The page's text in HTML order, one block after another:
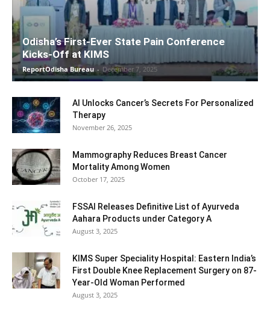
Odisha’s First-Ever State Pain Conference
Kicks-Off at KIMS
ReportOdisha Bureau - December 7, 2025
AI Unlocks Cancer’s Secrets For Personalized
Therapy
November 26, 2025
Mammography Reduces Breast Cancer
Mortality Among Women
October 17, 2025
FSSAI Releases Definitive List of Ayurveda
Aahara Products under Category A
August 3, 2025
KIMS Super Speciality Hospital: Eastern India’s
First Double Knee Replacement Surgery on 87-
Year-Old Woman Performed
August 3, 2025